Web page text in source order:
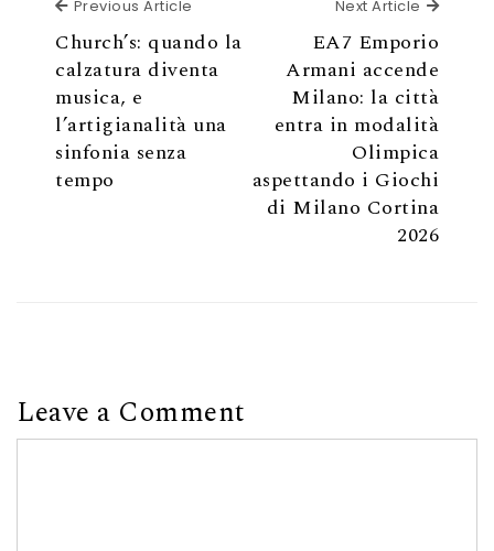
Previous Article
Church’s: quando la
calzatura diventa
musica, e
l’artigianalità una
sinfonia senza
tempo
Next Article Next
EA7 Emporio
Armani accende
Milano: la città
entra in modalità
Olimpica
aspettando i Giochi
di Milano Cortina
2026
Leave a Comment